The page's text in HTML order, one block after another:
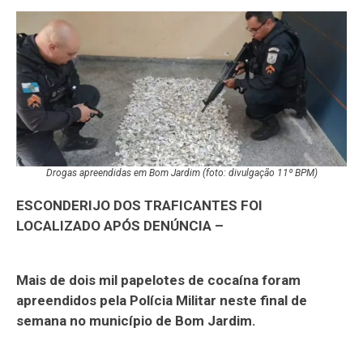
Drogas apreendidas em Bom Jardim (foto: divulgação 11º BPM)
ESCONDERIJO DOS TRAFICANTES FOI
LOCALIZADO APÓS DENÚNCIA –
Mais de dois mil papelotes de cocaína foram
apreendidos pela Polícia Militar neste final de
semana no município de Bom Jardim.